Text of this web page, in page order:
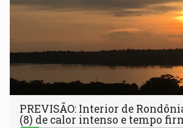
PREVISÃO: Interior de
(8) de calor intenso e tempo